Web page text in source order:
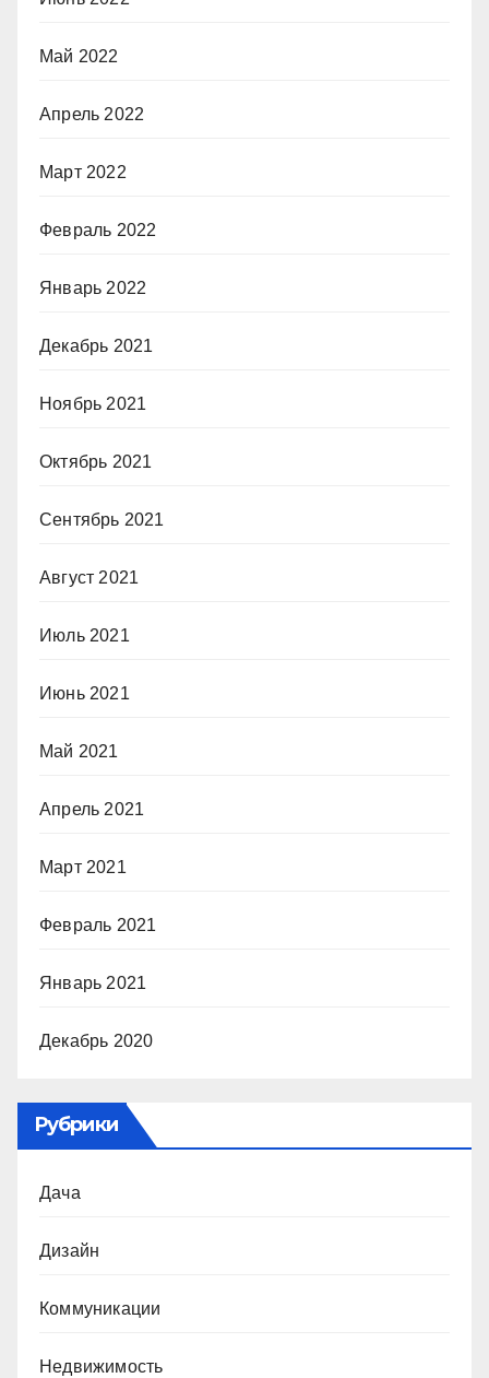
Май 2022
Апрель 2022
Март 2022
Февраль 2022
Январь 2022
Декабрь 2021
Ноябрь 2021
Октябрь 2021
Сентябрь 2021
Август 2021
Июль 2021
Июнь 2021
Май 2021
Апрель 2021
Март 2021
Февраль 2021
Январь 2021
Декабрь 2020
Рубрики
Дача
Дизайн
Коммуникации
Недвижимость